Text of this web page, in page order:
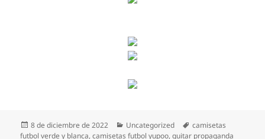
Publicado
el
8 de diciembre de 2022 Categorías
Uncategorized Etiquetas
camisetas
futbol verde y blanca,camisetas futbol yupoo,quitar propaganda